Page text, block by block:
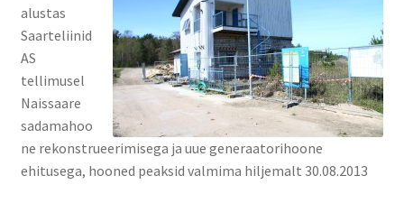
alustas
Saarteliinid
AS
tellimusel
Naissaare
sadamahoo
ne rekonstrueerimisega ja uue generaatorihoone
ehitusega, hooned peaksid valmima hiljemalt 30.08.2013